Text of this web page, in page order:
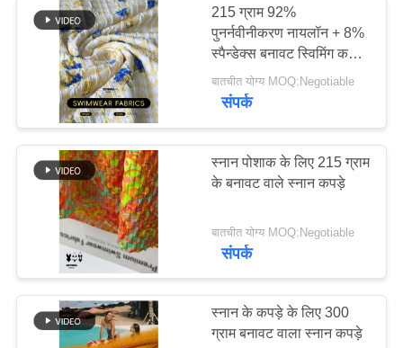
गुणवत्ता
नियंत्रण
संपर्क
समाचार
मामलों
साइटमैप
पुनर्नवीनीकरण पॉलिएस्टर
फैब्रिक
पुनर्नवीनीकरण लाइक्रा
फैब्रिक
215 ग्राम 92%
पुनर्नवीनीकरण नायलॉन + 8%
स्पैन्डेक्स बनावट स्विमिंग कपड़े
RN-2419
बातचीत योग्य MOQ:Negotiable
संपर्क
स्नान पोशाक के लिए 215 ग्राम
के बनावट वाले स्नान कपड़े
बातचीत योग्य MOQ:Negotiable
संपर्क
स्नान के कपड़े के लिए 300
ग्राम बनावट वाला स्नान कपड़े